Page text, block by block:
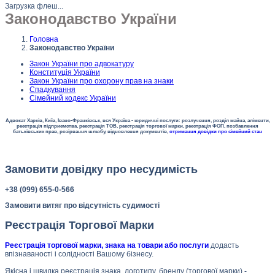
Загрузка флеш...
Законодавство України
Головна
Законодавство України
Закон України про адвокатуру
Конституція України
Закон України про охорону прав на знаки
Спадкування
Сімейний кодекс України
Адвокат Харків, Київ, Івано-Франківськ, вся Україна - юридичні послуги: розлучення, розділ майна, аліменти,
реєстрація підприємства, реєстрація ТОВ, реєстрація торгової марки, реєстрація ФОП, позбавлення
батьківських прав, розірвання шлюбу, відновлення документів, отримання довідки про сімейний стан
Замовити довідку про несудимість
+38 (099) 655-0-566
Замовити витяг про відсутність судимості
Реєстрація Торгової Марки
Реєстрація торгової марки, знака на товари або послуги додасть
впізнаваності і солідності Вашому бізнесу.
Якісна і швидка реєстрація знака, логотипу, бренду (торгової марки) -